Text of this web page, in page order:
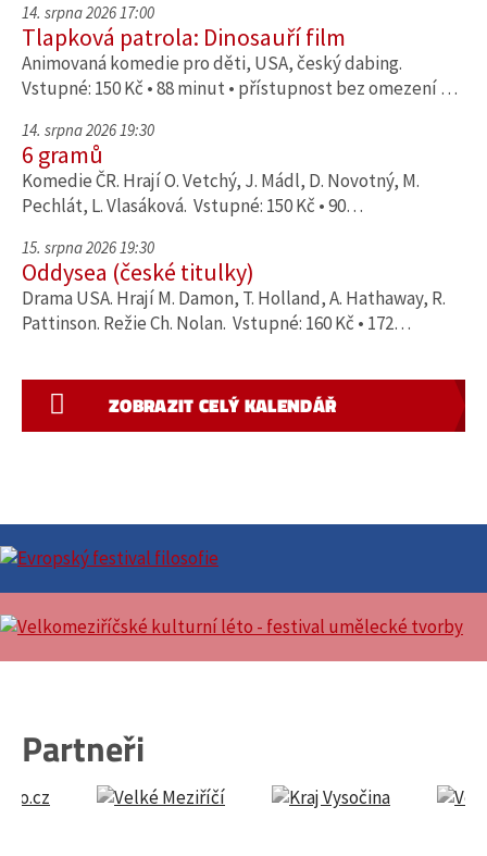
14. srpna 2026 17:00
Tlapková patrola: Dinosauří film
Animovaná komedie pro děti, USA, český dabing.
Vstupné: 150 Kč • 88 minut • přístupnost bez omezení …
14. srpna 2026 19:30
6 gramů
Komedie ČR. Hrají O. Vetchý, J. Mádl, D. Novotný, M.
Pechlát, L. Vlasáková. Vstupné: 150 Kč • 90…
15. srpna 2026 19:30
Oddysea (české titulky)
Drama USA. Hrají M. Damon, T. Holland, A. Hathaway, R.
Pattinson. Režie Ch. Nolan. Vstupné: 160 Kč • 172…
ZOBRAZIT CELÝ KALENDÁŘ
Partneři